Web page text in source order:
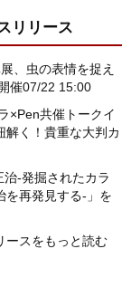
リリース
、虫の表情を捉え
催07/22 15:00
×Pen共催トークイ
解く！貴重な大判カ
-発掘されたカラ
を再発見する-」を
ースをもっと読む